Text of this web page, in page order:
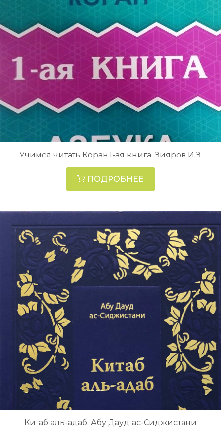
Учимся читать Коран.1-ая книга. Зияров И.З.
ПОДРОБНЕЕ
Китаб аль-адаб. Абу Дауд ас-Сиджистани